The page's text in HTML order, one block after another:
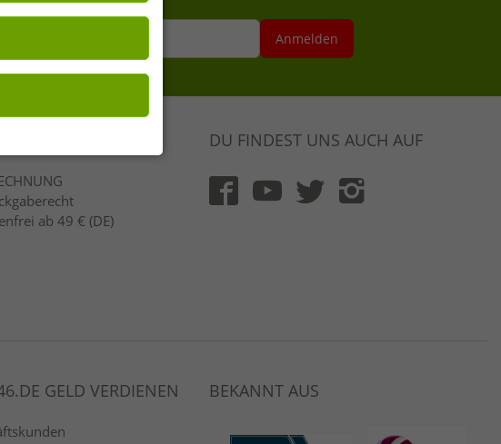
E-Mail-Adresse hier Anmelden
ab 49 € (DE)
DU FINDEST UNS AUCH AUF
GELD VERDIENEN BEKANNT AUS